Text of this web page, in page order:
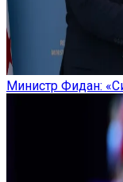
Министр Фидан: